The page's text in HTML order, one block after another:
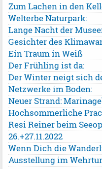
Zum Lachen in den
Welterbe Naturpark:
Lange Nacht der
Gesichter des
Ein Traum in Weiß
Der Frühling ist da:
Der Winter neigt sich
Netzwerke im Boden:
Neuer Strand:
Hochsommerliche
Resi Reiner beim
26.+27.11.2022
Wenn Dich die
Ausstellung im